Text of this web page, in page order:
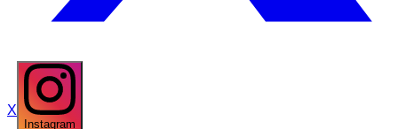
X
Instagram